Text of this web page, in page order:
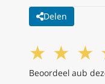
Delen
★ ★ ★
Beoordeel aub